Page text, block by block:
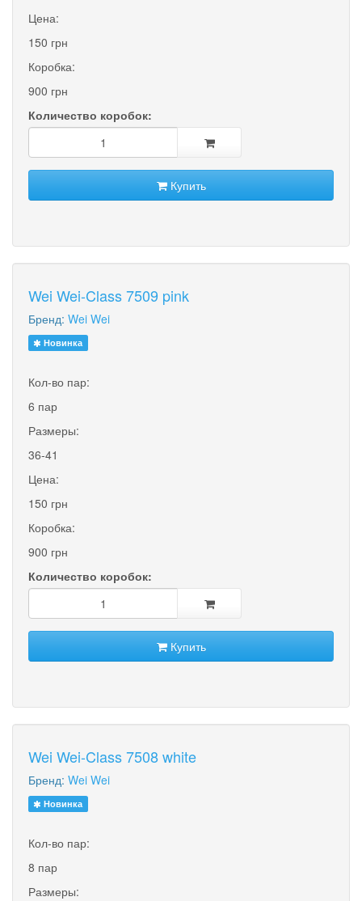
Цена:
150 грн
Коробка:
900 грн
Количество коробок:
Купить
Wei Wei-Class 7509 pink
Бренд: Wei Wei
Новинка
Кол-во пар:
6 пар
Размеры:
36-41
Цена:
150 грн
Коробка:
900 грн
Количество коробок:
Купить
Wei Wei-Class 7508 white
Бренд: Wei Wei
Новинка
Кол-во пар:
8 пар
Размеры: